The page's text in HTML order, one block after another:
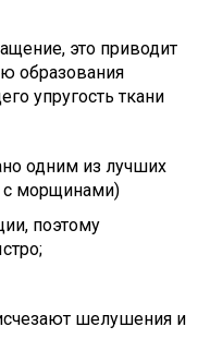
это приводит
образования
упругость ткани
одним из лучших
с морщинами)
поэтому
шелушения и